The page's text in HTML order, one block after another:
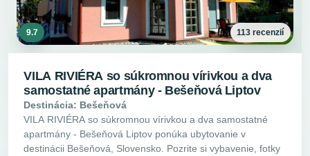
9.7 113 recenzií
VILA RIVIÉRA so súkromnou vírivkou a dva
samostatné apartmány - Bešeňová Liptov
Destinácia: Bešeňová
VILA RIVIÉRA so súkromnou vírivkou a dva samostatné
apartmány - Bešeňová Liptov ponúka ubytovanie v
destinácii Bešeňová, Slovensko. Pozrite si vybavenie, fotky